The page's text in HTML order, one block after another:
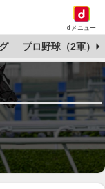
dメニュー
プロ野球（2軍）